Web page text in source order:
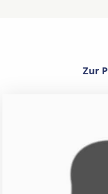
Zur